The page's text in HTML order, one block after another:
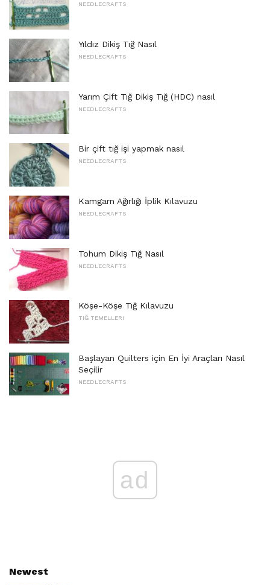
NEEDLECRAFTS
Yıldız Dikiş Tığ Nasıl
NEEDLECRAFTS
Yarım Çift Tığ Dikiş Tığ (HDC) nasıl
NEEDLECRAFTS
Bir çift tığ işi yapmak nasıl
NEEDLECRAFTS
Kamgarn Ağırlığı İplik Kılavuzu
NEEDLECRAFTS
Tohum Dikiş Tığ Nasıl
NEEDLECRAFTS
Köşe-Köşe Tığ Kılavuzu
TIĞ TEMELLERI
Başlayan Quilters için En İyi Araçları Nasıl
Seçilir
NEEDLECRAFTS
ad
Newest